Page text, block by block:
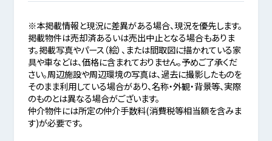
※本掲載情報と現況に差異がある場合、現況を優先します。
掲載物件は売却済あるいは売出中止となる場合もありま
す。掲載写真やパース（絵）、または間取図に描かれている家
具や車などは、価格に含まれておりません。予めご了承くだ
さい。周辺施設や周辺環境の写真は、過去に撮影したものを
そのまま利用している場合があり、名称・外観・背景等、実際
のものとは異なる場合がございます。
仲介物件には所定の仲介手数料(消費税等相当額を含みま
す)が必要です。